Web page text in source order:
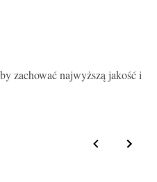
zachować najwyższą jakość i